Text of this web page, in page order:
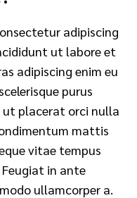
adipiscing
ut labore et
adipiscing enim eu
purus
ut placerat orci nulla
mattis
vitae tempus
Feugiat in ante
ullamcorper a.